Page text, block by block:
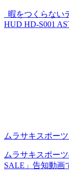
暇をつくらない
HUD HD-S001
ムラサキスポー
ムラサキスポー
SALE」告知動画